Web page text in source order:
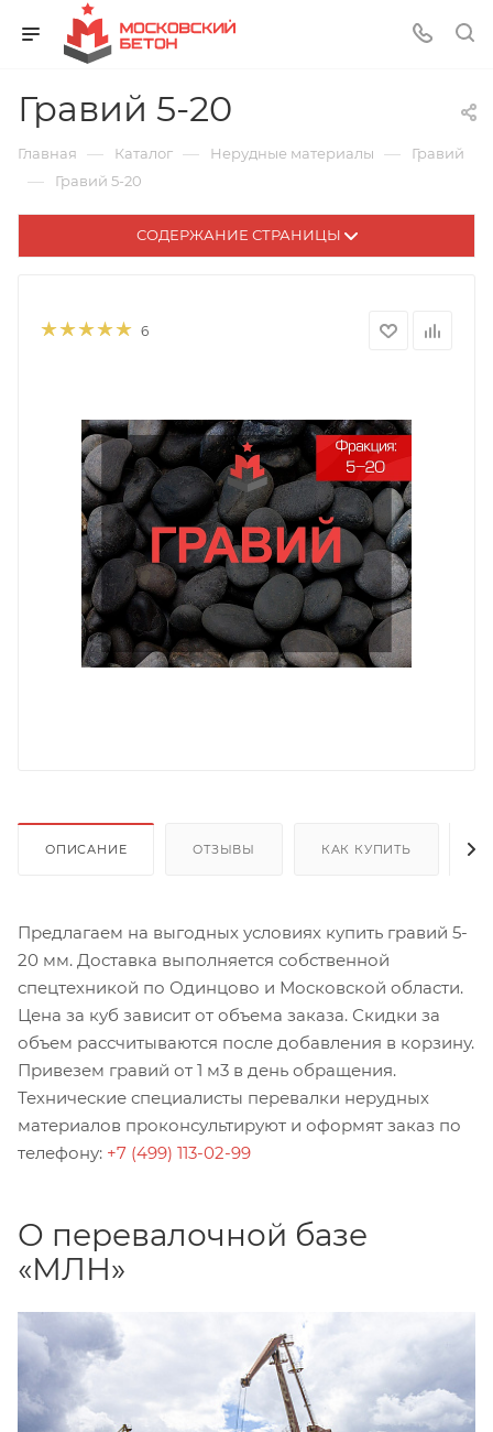
Гравий 5-20
Главная — Каталог — Нерудные материалы — Гравий
— Гравий 5-20
СОДЕРЖАНИЕ СТРАНИЦЫ
6
ОПИСАНИЕ ОТЗЫВЫ КАК КУПИТЬ
Предлагаем на выгодных условиях купить гравий 5-
20 мм. Доставка выполняется собственной
спецтехникой по Одинцово и Московской области.
Цена за куб зависит от объема заказа. Скидки за
объем рассчитываются после добавления в корзину.
Привезем гравий от 1 м3 в день обращения.
Технические специалисты перевалки нерудных
материалов проконсультируют и оформят заказ по
телефону: +7 (499) 113-02-99
О перевалочной базе
«МЛН»